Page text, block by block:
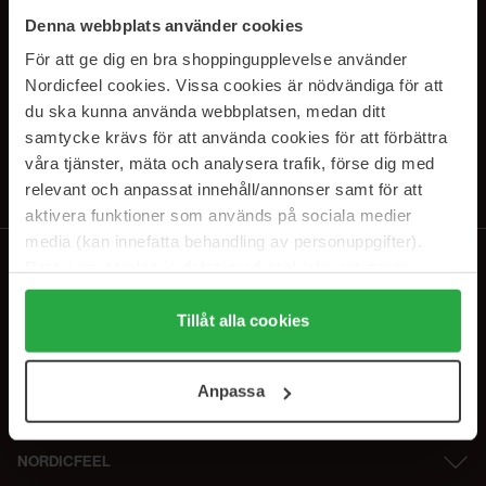
Denna webbplats använder cookies
För att ge dig en bra shoppingupplevelse använder
Nordicfeel cookies. Vissa cookies är nödvändiga för att
du ska kunna använda webbplatsen, medan ditt
samtycke krävs för att använda cookies för att förbättra
våra tjänster, mäta och analysera trafik, förse dig med
relevant och anpassat innehåll/annonser samt för att
aktivera funktioner som används på sociala medier
media (kan innefatta behandling av personuppgifter).
Genom att trycka på "Tillåt alla cookies" accepterar du
alla cookies, medan du under "Detaljer" kan anpassa
användningen av cookies. Du kan när som helst återkalla
samt vår Integritetspolicy.
Tillåt alla cookies
Anpassa
SUBSCRIBE TO OUR
NEWSLETTER
Ved å abonnere godtar du vårpersonvernerklæring. Du kan melde deg
av når som helst.
NORDICFEEL